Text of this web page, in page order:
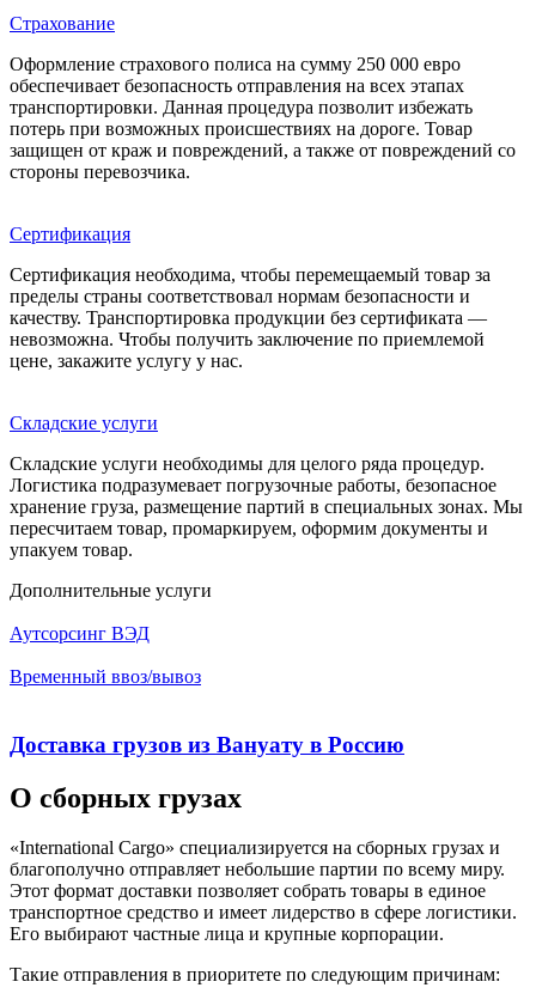
Страхование
Оформление страхового полиса на сумму 250 000 евро
обеспечивает безопасность отправления на всех этапах
транспортировки. Данная процедура позволит избежать
потерь при возможных происшествиях на дороге. Товар
защищен от краж и повреждений, а также от повреждений со
стороны перевозчика.
Сертификация
Сертификация необходима, чтобы перемещаемый товар за
пределы страны соответствовал нормам безопасности и
качеству. Транспортировка продукции без сертификата —
невозможна. Чтобы получить заключение по приемлемой
цене, закажите услугу у нас.
Складские услуги
Складские услуги необходимы для целого ряда процедур.
Логистика подразумевает погрузочные работы, безопасное
хранение груза, размещение партий в специальных зонах. Мы
пересчитаем товар, промаркируем, оформим документы и
упакуем товар.
Дополнительные услуги
Аутсорсинг ВЭД
Временный ввоз/вывоз
Доставка грузов из Вануату в Россию
О сборных грузах
«International Cargo» специализируется на сборных грузах и
благополучно отправляет небольшие партии по всему миру.
Этот формат доставки позволяет собрать товары в единое
транспортное средство и имеет лидерство в сфере логистики.
Его выбирают частные лица и крупные корпорации.
Такие отправления в приоритете по следующим причинам: